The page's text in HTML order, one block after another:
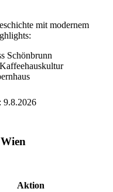
mit modernem
Schönbrunn
9.8.2026
Aktion